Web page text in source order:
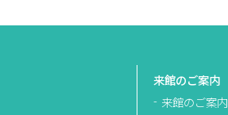
来館のご案内
来館のご案内